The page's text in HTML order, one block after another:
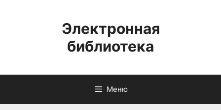
Электронная
библиотека
Меню